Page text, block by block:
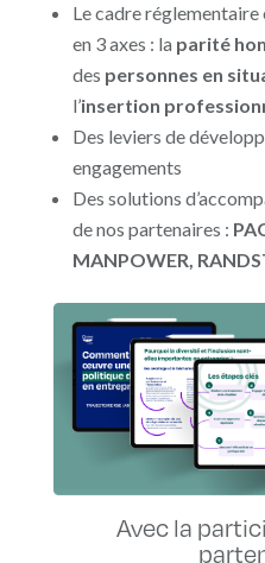
Le cadre
en 3 axes : la parité
des personnes en
l’insertion
Des leviers de
engagements
Des solutions
de nos partenaires :
MANPOWER,
Avec la